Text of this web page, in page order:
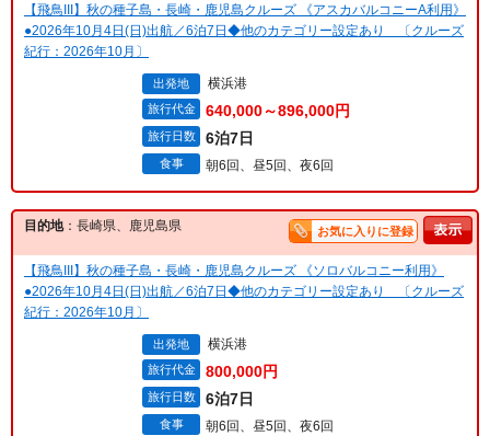
【飛鳥III】秋の種子島・長崎・鹿児島クルーズ 《アスカバルコニーA利用》
●2026年10月4日(日)出航／6泊7日◆他のカテゴリー設定あり 〔クルーズ
紀行：2026年10月〕
出発地 横浜港
旅行代金 640,000～896,000円
旅行日数 6泊7日
食事 朝6回、昼5回、夜6回
目的地：長崎県、鹿児島県 お気に入りに登録
【飛鳥III】秋の種子島・長崎・鹿児島クルーズ 《ソロバルコニー利用》
●2026年10月4日(日)出航／6泊7日◆他のカテゴリー設定あり 〔クルーズ
紀行：2026年10月〕
出発地 横浜港
旅行代金 800,000円
旅行日数 6泊7日
食事 朝6回、昼5回、夜6回